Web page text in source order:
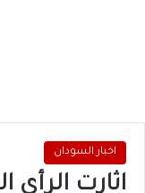
اخبار السودان
اثارت الرأي